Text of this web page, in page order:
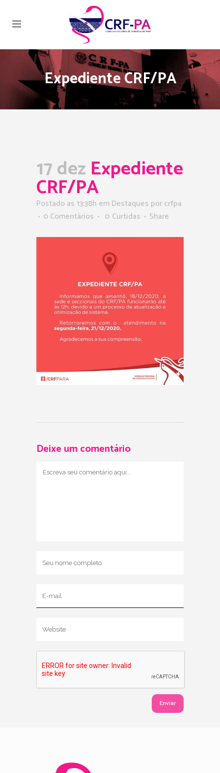
Expediente CRF/PA
17 dez Expediente
CRF/PA
Postado as 13:38h emDestaques porcrfpa
0 Comentários
0 Curtidas Share
Deixe um comentário